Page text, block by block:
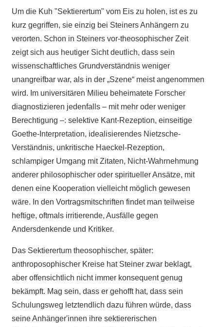
Um die Kuh "Sektierertum" vom Eis zu holen, ist es zu
kurz gegriffen, sie einzig bei Steiners Anhängern zu
verorten. Schon in Steiners vor-theosophischer Zeit
zeigt sich aus heutiger Sicht deutlich, dass sein
wissenschaftliches Grundverständnis weniger
unangreifbar war, als in der „Szene“ meist angenommen
wird. Im universitären Milieu beheimatete Forscher
diagnostizieren jedenfalls – mit mehr oder weniger
Berechtigung –: selektive Kant-Rezeption, einseitige
Goethe-Interpretation, idealisierendes Nietzsche-
Verständnis, unkritische Haeckel-Rezeption,
schlampiger Umgang mit Zitaten, Nicht-Wahrnehmung
anderer philosophischer oder spiritueller Ansätze, mit
denen eine Kooperation vielleicht möglich gewesen
wäre. In den Vortragsmitschriften findet man teilweise
heftige, oftmals irritierende, Ausfälle gegen
Andersdenkende und Kritiker.
Das Sektierertum theosophischer, später:
anthroposophischer Kreise hat Steiner zwar beklagt,
aber offensichtlich nicht immer konsequent genug
bekämpft. Mag sein, dass er gehofft hat, dass sein
Schulungsweg letztendlich dazu führen würde, dass
seine Anhänger'innen ihre sektiererischen